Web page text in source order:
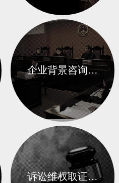
企业背景咨询…
诉讼维权取证…